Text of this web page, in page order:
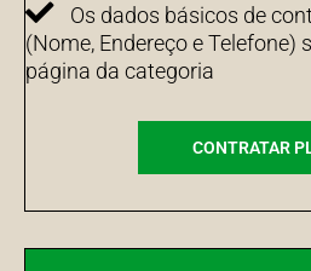
Os dados básicos de
(Nome, Endereço e Telefone)
página da categoria
CONTRATAR